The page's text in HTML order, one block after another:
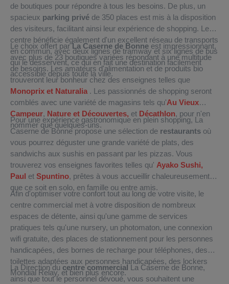
de boutiques pour répondre à tous les besoins. De plus, un
spacieux parking privé de 350 places est mis à la disposition
des visiteurs, facilitant ainsi leur expérience de shopping. Le
centre bénéficie également d'un excellent réseau de transports
en commun, avec deux lignes de tramway et six lignes de bus
qui le desservent, ce qui en fait une destination facilement
accessible depuis toute la ville.
Le choix offert parLa Caserne de Bonne est impressionnant,
avec plus de 23 boutiques variées répondant à une multitude
de besoins. Les amateurs d'alimentation et de produits bio
trouveront leur bonheur chez des enseignes telles que
Monoprix et Naturalia . Les passionnés de shopping seront
comblés avec une variété de magasins tels qu'Au Vieux
Campeur, Nature et Découvertes, et Décathlon, pour n'en
nommer que quelques-uns.
Pour une expérience gastronomique en plein shopping, La
Caserne de Bonne propose une sélection de restaurants où
vous pourrez déguster une grande variété de plats, des
sandwichs aux sushis en passant par les pizzas. Vous
trouverez vos enseignes favorites telles qu' Ayako Sushi,
Paul et Spuntino, prêtes à vous accueillir chaleureusement,
que ce soit en solo, en famille ou entre amis.
Afin d'optimiser votre confort tout au long de votre visite, le
centre commercial met à votre disposition de nombreux
espaces de détente, ainsi qu'une gamme de services
pratiques tels qu'une nursery, un photomaton, une connexion
wifi gratuite, des places de stationnement pour les personnes
handicapées, des bornes de recharge pour téléphones, des
toilettes adaptées aux personnes handicapées, des lockers
Mondial Relay, et bien plus encore.
La Direction du centre commercial La Caserne de Bonne,
ainsi que tout le personnel dévoué, vous souhaitent une